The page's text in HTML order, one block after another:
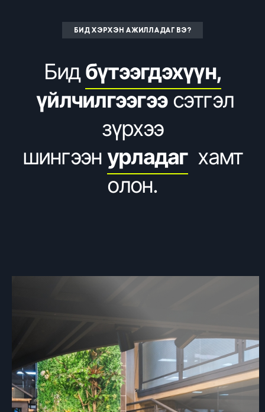
БИД ХЭРХЭН АЖИЛЛАДАГ ВЭ?
Бидбүтээгдэхүүн,
үйлчилгээгээсэтгэл
зүрхээ
шингээн урладагхамт
олон.